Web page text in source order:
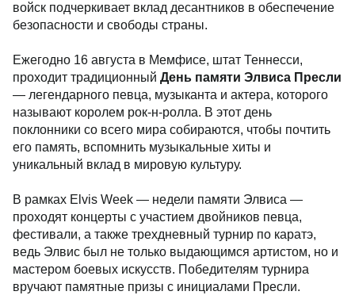
войск подчеркивает вклад десантников в обеспечение
безопасности и свободы страны.
Ежегодно 16 августа в Мемфисе, штат Теннесси,
проходит традиционный День памяти Элвиса Пресли
— легендарного певца, музыканта и актера, которого
называют королем рок-н-ролла. В этот день
поклонники со всего мира собираются, чтобы почтить
его память, вспомнить музыкальные хиты и
уникальный вклад в мировую культуру.
В рамках Elvis Week — недели памяти Элвиса —
проходят концерты с участием двойников певца,
фестивали, а также трехдневный турнир по каратэ,
ведь Элвис был не только выдающимся артистом, но и
мастером боевых искусств. Победителям турнира
вручают памятные призы с инициалами Пресли.